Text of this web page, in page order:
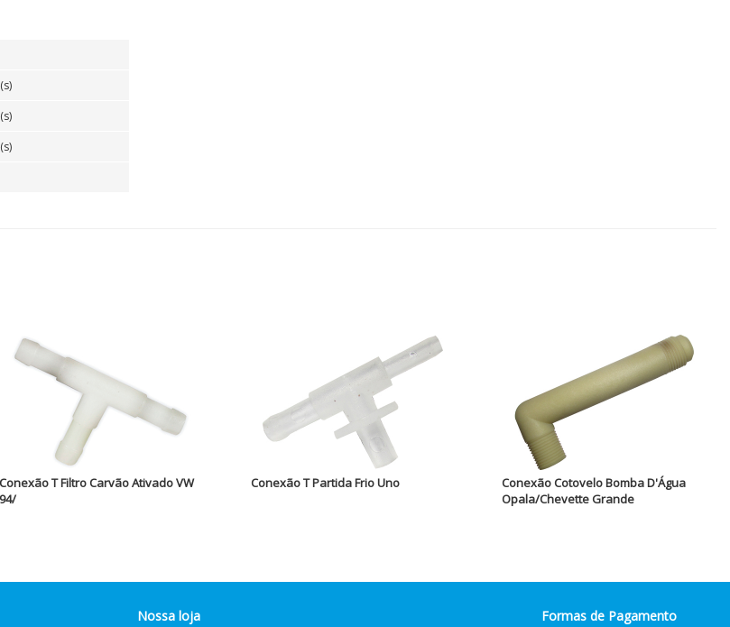
Conexão T Filtro Carvão Ativado VW
94/
Conexão T Partida Frio Uno
Conexão Cotovelo Bomba D'Água
Opala/Chevette Grande
Nossa loja Formas de Pagamento